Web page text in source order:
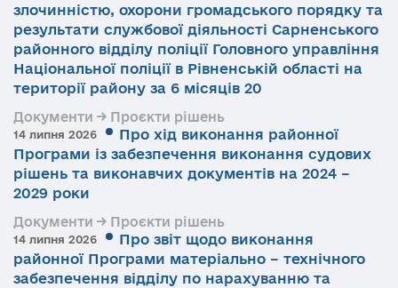
злочинністю, охорони громадського порядку та
результати службової діяльності Сарненського
районного відділу поліції Головного управління
Національної поліції в Рівненській області на
території району за 6 місяців 20
Документи → Проєкти рішень
14 липня 2026
Про хід виконання районної
Програми із забезпечення виконання судових
рішень та виконавчих документів на 2024 –
2029 роки
Документи → Проєкти рішень
14 липня 2026
Про звіт щодо виконання
районної Програми матеріально – технічного
забезпечення відділу по нарахуванню та